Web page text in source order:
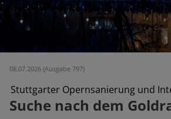
08.07.2026 (Ausgabe 797)
Stuttgarter Opernsanierung und
Suche nach dem